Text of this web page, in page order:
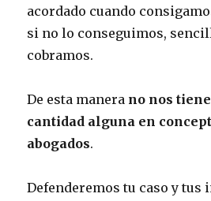
acordado cuando
si no lo conseguimos,
cobramos.
De esta manera no nos
cantidad alguna en
abogados.
Defenderemos tu caso y tus